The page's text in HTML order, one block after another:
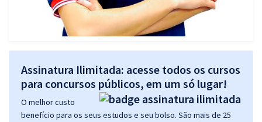
Atendimento
Assinatura Ilimitada: acesse todos os cursos
para concursos públicos, em um só lugar!
O melhor custo
benefício para os seus estudos e seu bolso. São mais de 25